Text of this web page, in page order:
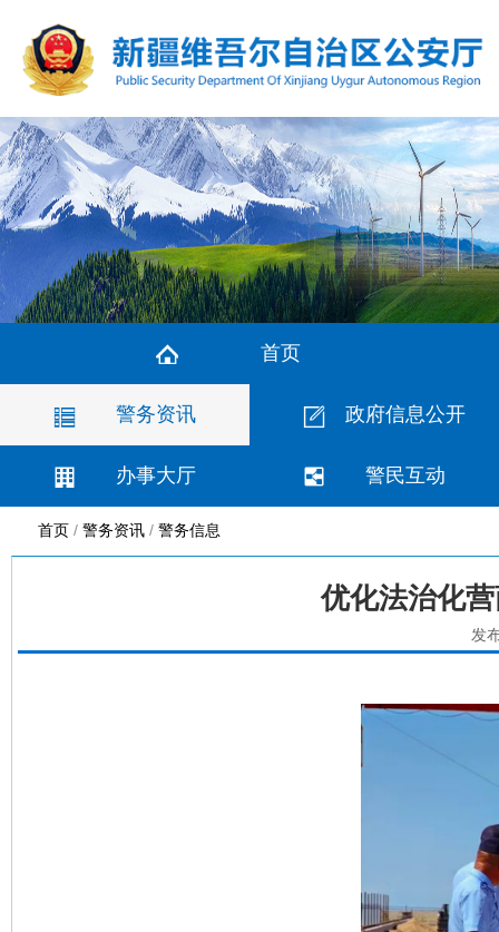
首页
警务资讯 政府信息公开
办事大厅 警民互动
首页 / 警务资讯 / 警务信息
优化法治化
发